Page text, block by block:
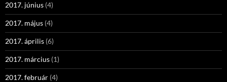
2017. június (4)
2017. május (4)
2017. április (6)
2017. március (1)
2017. február (4)